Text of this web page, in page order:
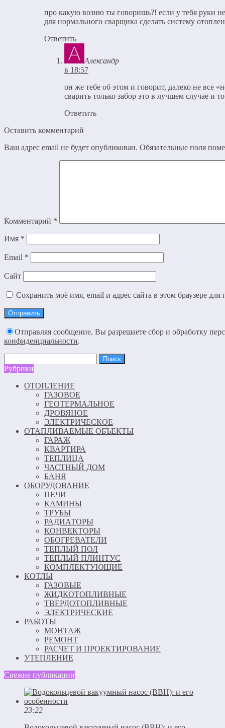
про какую возню ты говоришь?! если у тебя руки
для нормального сварщика сделать систему
Ответить
Александр
в 18:57
он же тебе об этом и говорит, далеко не все
сварить только забор это в лучшем случае и
Ответить
Оставить комментарий
Ваш адрес email не будет опубликован. Обязательные поля
Комментарий *
Имя *
Email *
Сайт
Сохранить моё имя, email и адрес сайта в этом браузере
Отправляя сообщение, Вы разрешаете сбор и обработку
конфиденциальности.
Рубрики
ОТОПЛЕНИЕ
ГАЗОВОЕ
ГЕОТЕРМАЛЬНОЕ
ДРОВЯНОЕ
ЭЛЕКТРИЧЕСКОЕ
ОТАПЛИВАЕМЫЕ ОБЪЕКТЫ
ГАРАЖ
КВАРТИРА
ТЕПЛИЦА
ЧАСТНЫЙ ДОМ
БАНЯ
ОБОРУДОВАНИЕ
ПЕЧИ
КАМИНЫ
ТРУБЫ
РАДИАТОРЫ
КОНВЕКТОРЫ
ОБОГРЕВАТЕЛИ
ТЕПЛЫЙ ПОЛ
ТЕПЛЫЙ ПЛИНТУС
КОМПЛЕКТУЮЩИЕ
КОТЛЫ
ГАЗОВЫЕ
ЖИДКОТОПЛИВНЫЕ
ТВЕРДОТОПЛИВНЫЕ
ЭЛЕКТРИЧЕСКИЕ
РАБОТЫ
МОНТАЖ
РЕМОНТ
РАСЧЕТ И ПРОЕКТИРОВАНИЕ
УТЕПЛЕНИЕ
Свежие публикации
23:22